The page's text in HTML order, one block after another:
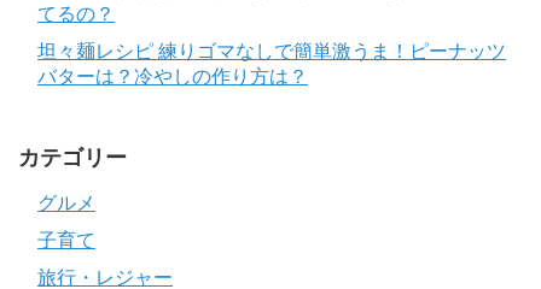
てるの？
坦々麺レシピ 練りゴマなしで簡単激うま！ピーナッツ
バターは？冷やしの作り方は？
カテゴリー
グルメ
子育て
旅行・レジャー